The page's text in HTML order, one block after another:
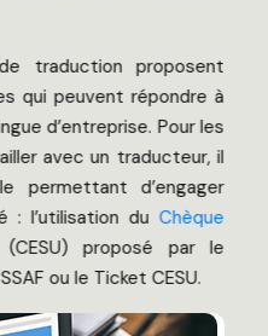
traduction proposent
qui peuvent répondre à
d’entreprise. Pour les
avec un traducteur, il
permettant d’engager
: l’utilisation duChèque
(CESU) proposé par le
ou le Ticket CESU.